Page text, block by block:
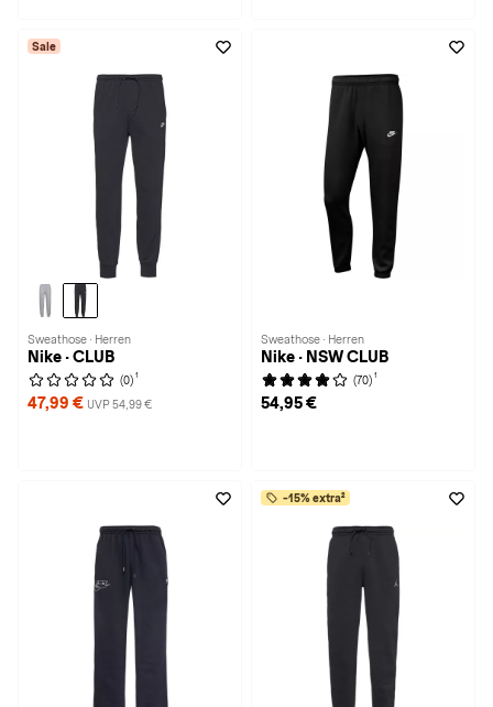
Sale
Sweathose · Herren
Nike · CLUB
(0) 1
47,99 € UVP 54,99 €
Sweathose · Herren
Nike · NSW CLUB
(70) 1
54,95 €
-15% extra²